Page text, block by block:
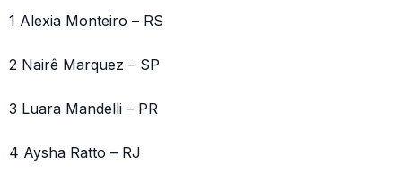
1 Alexia Monteiro – RS
2 Nairê Marquez – SP
3 Luara Mandelli – PR
4 Aysha Ratto – RJ